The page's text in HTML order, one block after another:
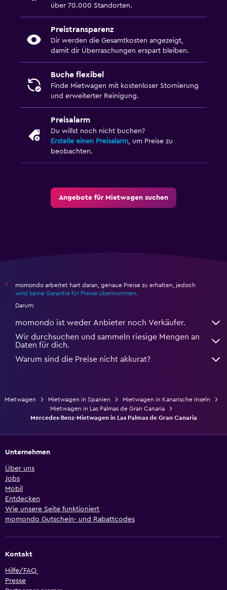
über 70.000 Standorten.
Preistransparenz
Dir werden die Gesamtkosten angezeigt,
damit dir Überraschungen erspart bleiben.
Buche flexibel
Finde Mietwagen mit kostenloser Stornierung
und erweiterter Reinigung.
Preisalarm
Du willst noch nicht buchen?
Erstelle einen Preisalarm, um Preise zu
beobachten.
Angebote für Mietwagen suchen
*
momondo arbeitet hart daran, genaue Preise zu erhalten, jedoch
wird keine Garantie für Preise übernommen
Darum:
momondo ist weder Anbieter noch Verkäufer.
Wir durchsuchen und sammeln riesige Mengen an
Daten für dich.
Warum sind die Preise nicht akkurat?
Mietwagen Mietwagen in Spanien
Mietwagen in Kanarische Inseln
Mietwagen in Las Palmas de Gran Canaria
Mercedes-Benz-Mietwagen in Las Palmas de Gran Canaria
Unternehmen
Über uns
Jobs
Mobil
Entdecken
Wie unsere Seite funktioniert
momondo Gutschein- und Rabattcodes
Kontakt
Hilfe/FAQ
Presse